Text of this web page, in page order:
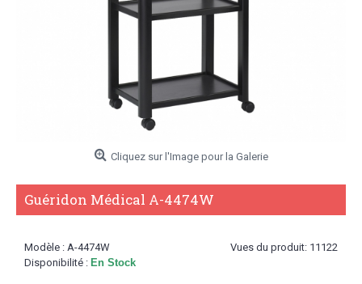
Cliquez sur l'Image pour la Galerie
Guéridon Médical A-4474W
Vues du produit: 11122
Modèle : A-4474W
Disponibilité : En Stock